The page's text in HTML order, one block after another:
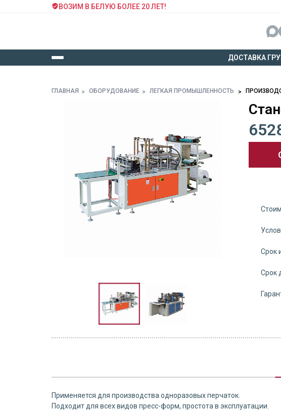
ВОЗИМ В БЕЛУЮ БОЛЕЕ 20 ЛЕТ!
ДОСТАВКА
ГЛАВНАЯ ОБОРУДОВАНИЕ ЛЕГКАЯ ПРОМЫШЛЕННОСТЬ
Срок
Срок
Применяется для производства одноразовых перчаток.
Подходит для всех видов пресс-форм, простота в эксплуатации.